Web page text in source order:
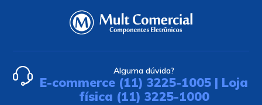
Alguma dúvida?
E-commerce (11) 3225-1005 | Loja
física (11) 3225-1000